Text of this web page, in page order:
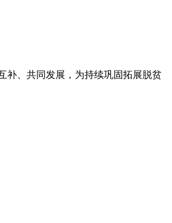
补、共同发展，为持续巩固拓展脱贫